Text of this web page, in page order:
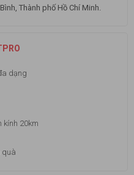
Thành phố Hồ Chí Minh.
dạng
kính 20km
quà